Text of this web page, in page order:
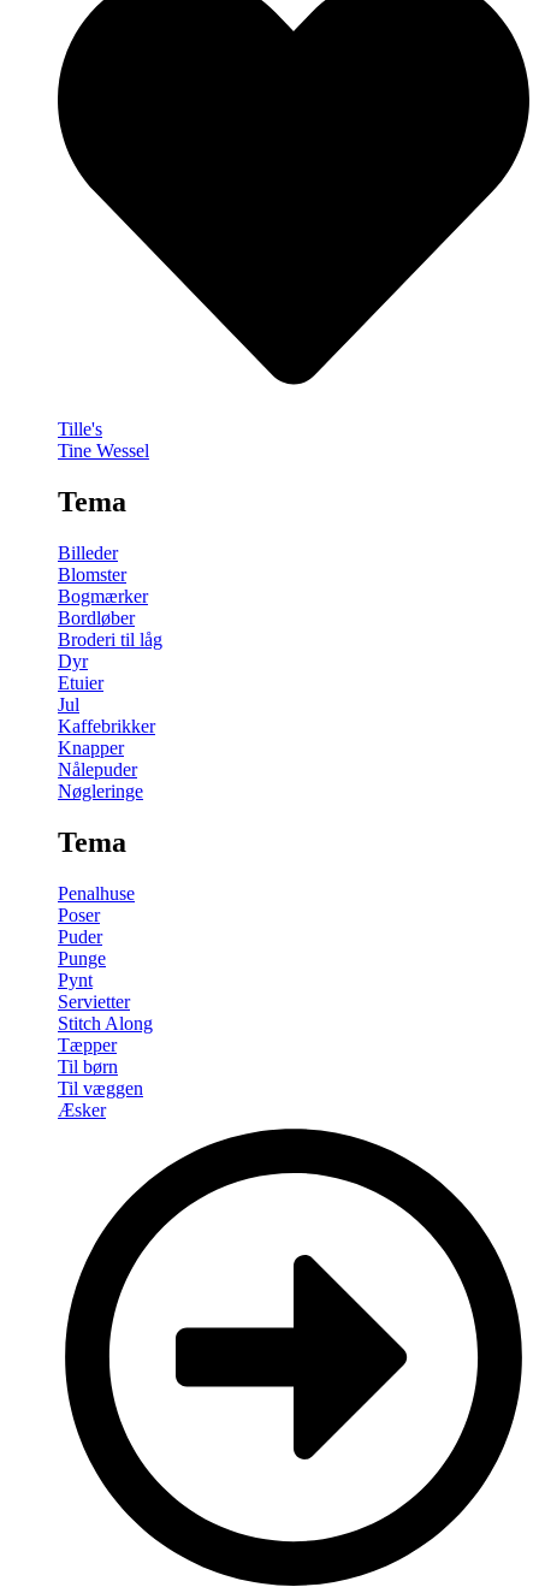
Tille's
Tine Wessel
Tema
Billeder
Blomster
Bogmærker
Bordløber
Broderi til låg
Dyr
Etuier
Jul
Kaffebrikker
Knapper
Nålepuder
Nøgleringe
Tema
Penalhuse
Poser
Puder
Punge
Pynt
Servietter
Stitch Along
Tæpper
Til børn
Til væggen
Æsker